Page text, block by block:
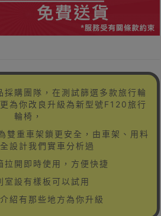
採購團隊，在測試篩選多款旅行輪
為你改良升級為新型號F120旅行
輪椅，
雙重車架鎖更安全，由車架、用料
設計我們實車分析過
拉開即時使用，方便快捷
室設有樣板可以試用
紹有那些地方為你升級